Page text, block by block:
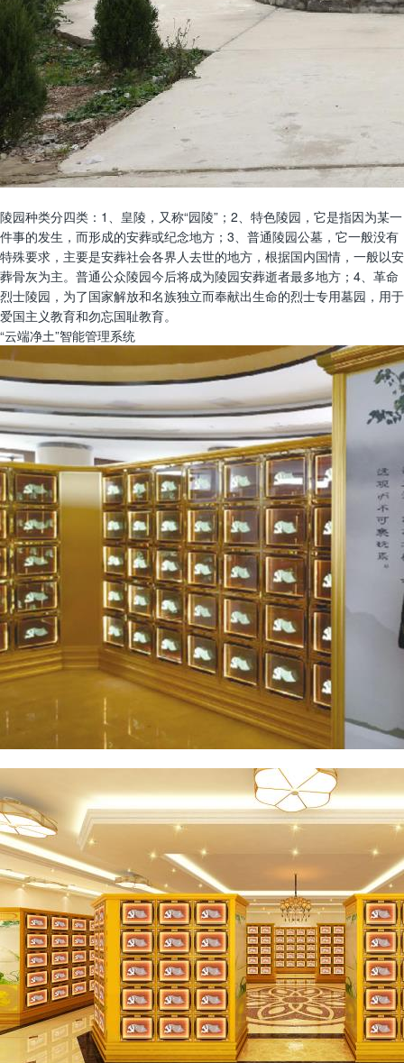
陵园种类分四类：1、皇陵，又称“园陵”；2、特色陵园，它是指因为某一
件事的发生，而形成的安葬或纪念地方；3、普通陵园公墓，它一般没有
特殊要求，主要是安葬社会各界人去世的地方，根据国内国情，一般以安
葬骨灰为主。普通公众陵园今后将成为陵园安葬逝者最多地方；4、革命
烈士陵园，为了国家解放和名族独立而奉献出生命的烈士专用墓园，用于
爱国主义教育和勿忘国耻教育。
“云端净土”智能管理系统